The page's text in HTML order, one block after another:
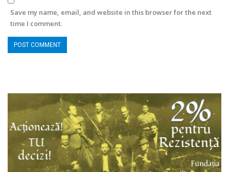
Save my name, email, and website in this browser for the next
time I comment.